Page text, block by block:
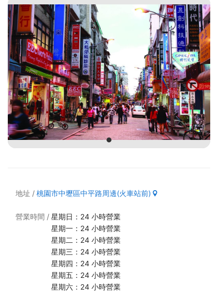
地址 桃園市中壢區中平路周邊(火車站前)
營業時間
星期日：24 小時營業
星期一：24 小時營業
星期二：24 小時營業
星期三：24 小時營業
星期四：24 小時營業
星期五：24 小時營業
星期六：24 小時營業